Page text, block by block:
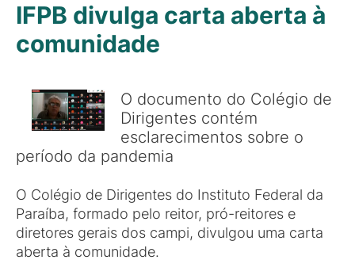
IFPB divulga carta aberta à
comunidade
O documento do Colégio de
Dirigentes contém
esclarecimentos sobre o
período da pandemia
O Colégio de Dirigentes do Instituto Federal da
Paraíba, formado pelo reitor, pró-reitores e
diretores gerais dos campi, divulgou uma carta
aberta à comunidade.